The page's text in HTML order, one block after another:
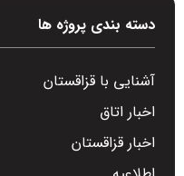
دسته بندی پروژه ها
آشنایی با قزاقستان
اخبار اتاق
اخبار قزاقستان